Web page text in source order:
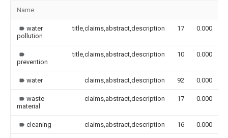
Name
water
pollution
title,claims,abstract,description 17 0.000
prevention
title,claims,abstract,description 10 0.000
water claims,abstract,description 92 0.000
waste
material
claims,abstract,description 17 0.000
cleaning claims,abstract,description 16 0.000